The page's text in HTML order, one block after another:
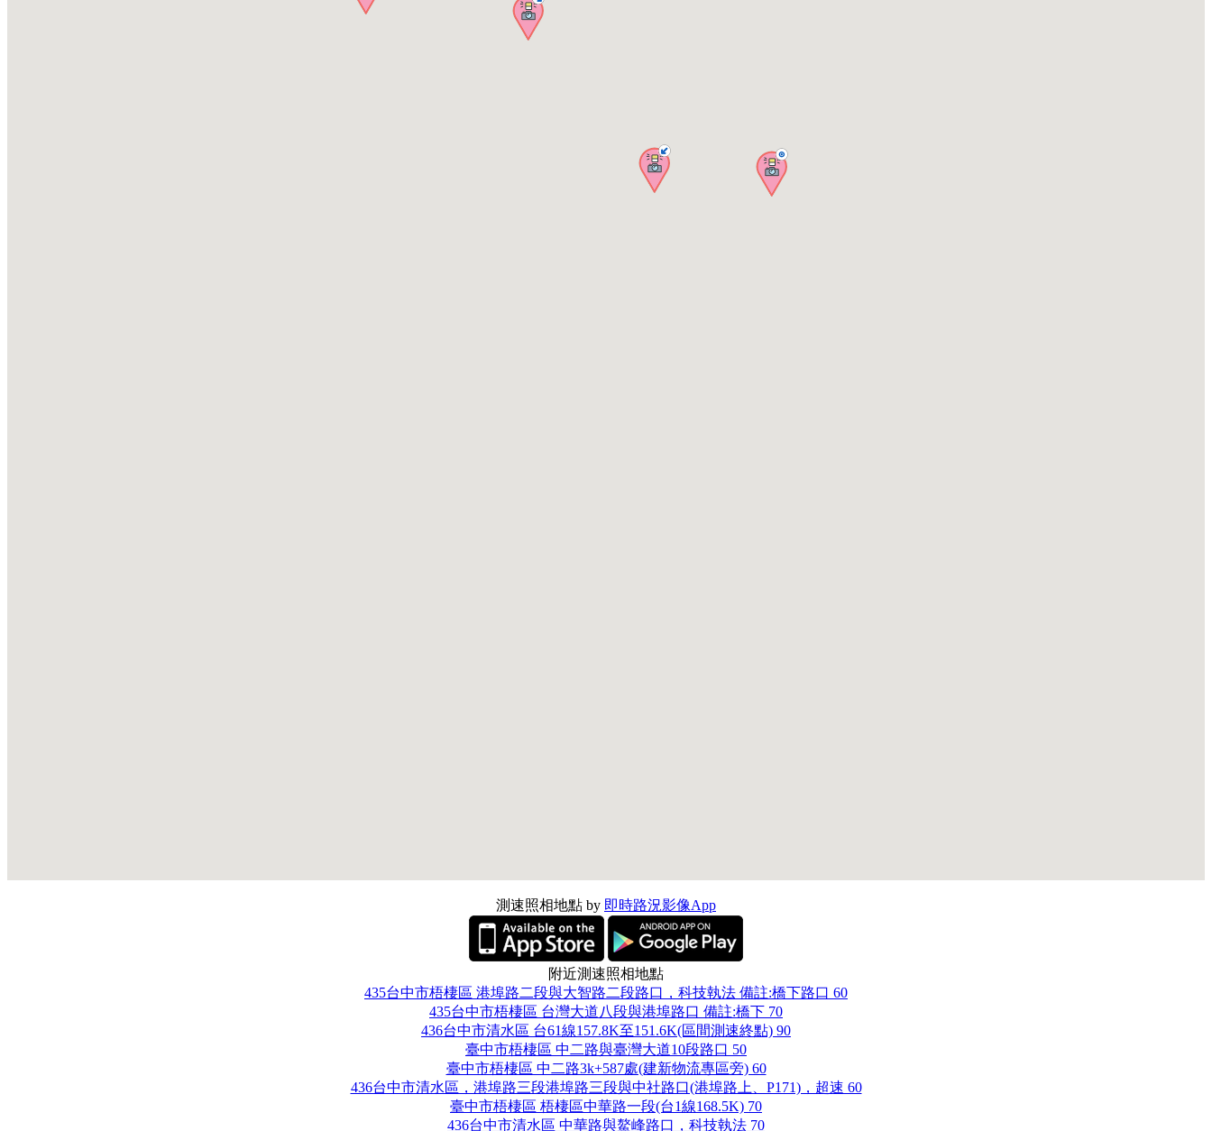
測速照相地點 by 即時路況影像App
附近測速照相地點
435台中市梧棲區 港埠路二段與大智路二段路口，科技執法 備註:橋下路口 60
435台中市梧棲區 台灣大道八段與港埠路口 備註:橋下 70
436台中市清水區 台61線157.8K至151.6K(區間測速終點) 90
臺中市梧棲區 中二路與臺灣大道10段路口 50
臺中市梧棲區 中二路3k+587處(建新物流專區旁) 60
436台中市清水區，港埠路三段港埠路三段與中社路口(港埠路上、P171)，超速 60
臺中市梧棲區 梧棲區中華路一段(台1線168.5K) 70
436台中市清水區 中華路與鰲峰路口，科技執法 70